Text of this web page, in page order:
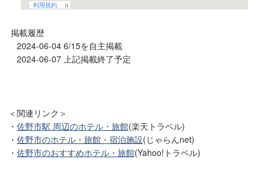
掲載履歴
2024-06-04 6/15を自主掲載
2024-06-07 上記掲載終了予定
＜関連リンク＞
・ 佐野市駅 周辺のホテル・旅館(楽天トラベル)
・ 佐野市のホテル・旅館・宿泊施設(じゃらんnet)
・ 佐野市のおすすめホテル・旅館(Yahoo!トラベル)